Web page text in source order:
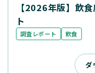
【2026年版】飲
ト
調査レポート 飲食
ダ